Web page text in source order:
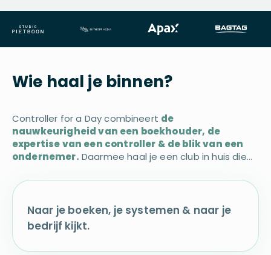
Wie haal je binnen?
Controller for a Day combineert de
nauwkeurigheid van een boekhouder, de
expertise van een controller & de blik van een
ondernemer. Daarmee haal je een club in huis die…
Naar je boeken, je systemen & naar je
bedrijf kijkt.